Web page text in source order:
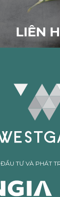
LIÊN
ĐẦU TƯ VÀ PHÁT